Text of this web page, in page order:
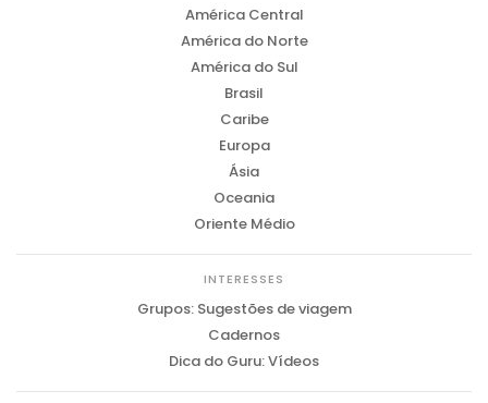
América Central
América do Norte
América do Sul
Brasil
Caribe
Europa
Ásia
Oceania
Oriente Médio
INTERESSES
Grupos: Sugestões de viagem
Cadernos
Dica do Guru: Vídeos